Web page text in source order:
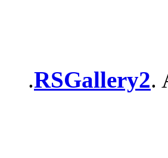
RSGallery2.